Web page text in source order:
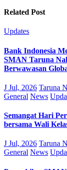
Related Post
Updates
Bank Indonesia
SMAN Taruna
Berwawasan
J Jul, 2026 Taruna
General News
Semangat Hari
bersama Wali
J Jul, 2026 Taruna
General News